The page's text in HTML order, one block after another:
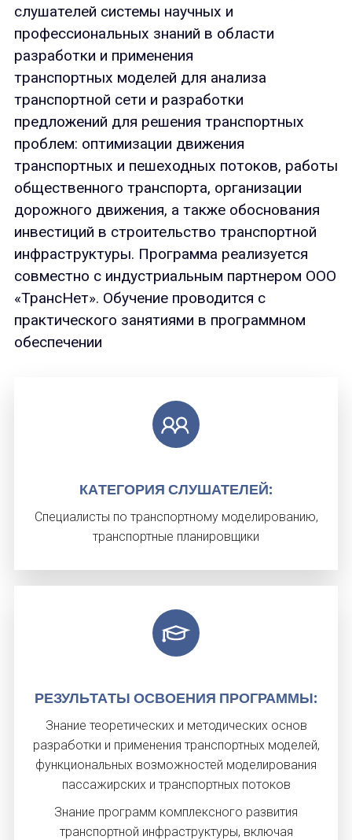
слушателей системы научных и
профессиональных знаний в области
разработки и применения
транспортных моделей для анализа
транспортной сети и разработки
предложений для решения транспортных
проблем: оптимизации движения
транспортных и пешеходных потоков, работы
общественного транспорта, организации
дорожного движения, а также обоснования
инвестиций в строительство транспортной
инфраструктуры. Программа реализуется
совместно с индустриальным партнером ООО
«ТрансНет». Обучение проводится с
практического занятиями в программном
обеспечении
КА­ТЕГО­РИЯ СЛУ­ШАТЕ­ЛЕЙ:
Специалисты по транспортному моделированию,
транспортные планировщики
РЕ­ЗУЛЬ­ТА­ТЫ ОС­ВО­ЕНИЯ ПРОГ­РАММЫ:
Знание теоретических и методических основ
разработки и применения транспортных моделей,
функциональных возможностей моделирования
пассажирских и транспортных потоков
Знание программ комплексного развития
транспортной инфраструктуры, включая